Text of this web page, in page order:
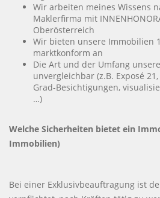
Wir arbeiten meines Wissens
Maklerfirma mit
Oberösterreich
Wir bieten unsere Immobilien
marktkonform an
Die Art und der Umfang
unvergleichbar (z.B. Exposé
Grad-Besichtigungen,
…)
Welche Sicherheiten bietet ein
Immobilien)
Bei einer Exklusivbeauftragung ist